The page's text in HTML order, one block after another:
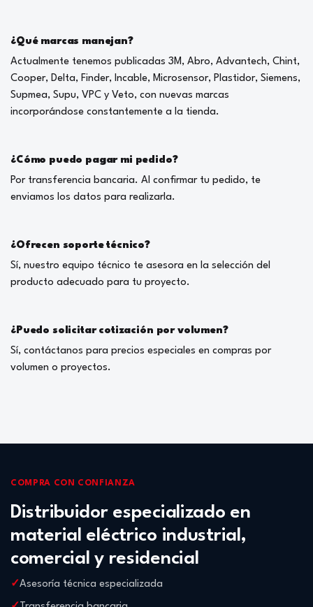
¿Qué marcas manejan?
Actualmente tenemos publicadas 3M, Abro, Advantech, Chint,
Cooper, Delta, Finder, Incable, Microsensor, Plastidor, Siemens,
Supmea, Supu, VPC y Veto, con nuevas marcas
incorporándose constantemente a la tienda.
¿Cómo puedo pagar mi pedido?
Por transferencia bancaria. Al confirmar tu pedido, te
enviamos los datos para realizarla.
¿Ofrecen soporte técnico?
Sí, nuestro equipo técnico te asesora en la selección del
producto adecuado para tu proyecto.
¿Puedo solicitar cotización por volumen?
Sí, contáctanos para precios especiales en compras por
volumen o proyectos.
COMPRA CON CONFIANZA
Distribuidor especializado en
material eléctrico industrial,
comercial y residencial
Asesoría técnica especializada